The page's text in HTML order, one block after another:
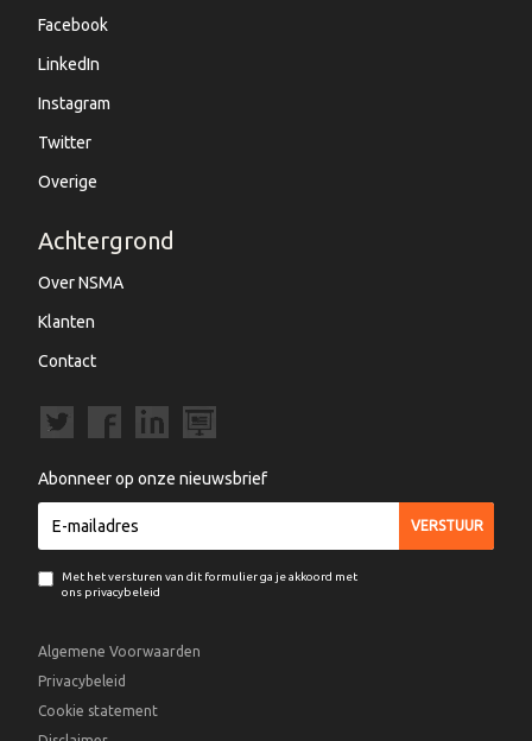
Facebook
LinkedIn
Instagram
Twitter
Overige
Achtergrond
Over NSMA
Klanten
Contact
Abonneer op onze nieuwsbrief
Met het versturen van dit formulier ga je akkoord met
ons privacybeleid
Algemene Voorwaarden
Privacybeleid
Cookie statement